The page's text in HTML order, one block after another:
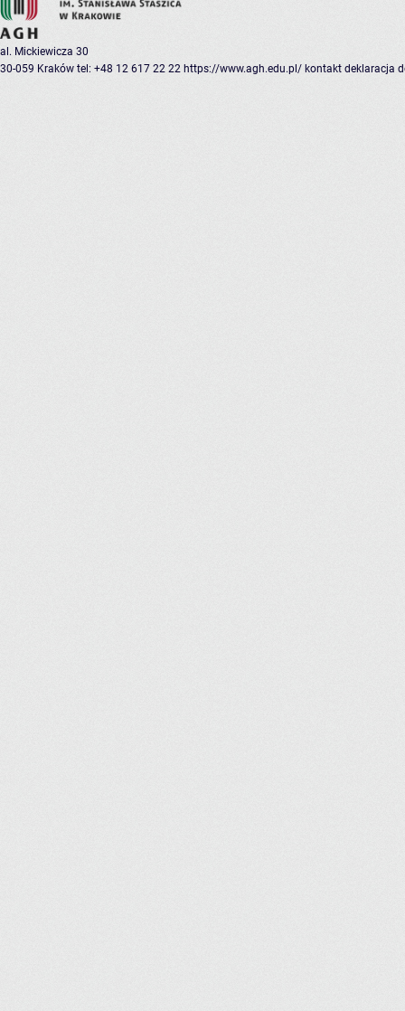
al. Mickiewicza 30
30-059 Kraków tel: +48 12 617 22 22 https://www.agh.edu.pl/ kontakt deklaracja